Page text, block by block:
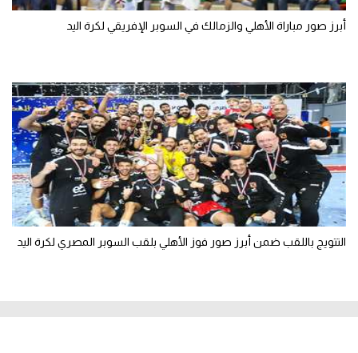
أبرز صور مباراة الأهلي والزمالك في السوبر الإفريقي لكرة اليد
التتويج باللقب ضمن أبرز صور فوز الأهلي بلقب السوبر المصري لكرة اليد